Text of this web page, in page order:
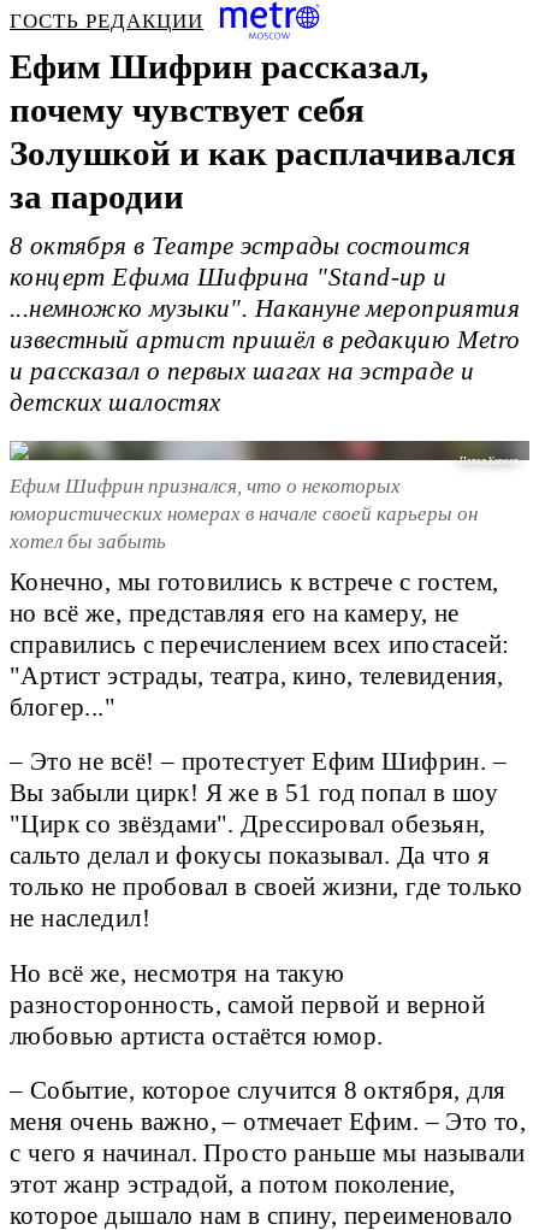
ГОСТЬ РЕДАКЦИИ
Ефим Шифрин рассказал,
почему чувствует себя
Золушкой и как расплачивался
за пародии
8 октября в Театре эстрады состоится
концерт Ефима Шифрина "Stand-up и
...немножко музыки". Накануне мероприятия
известный артист пришёл в редакцию Metro
и рассказал о первых шагах на эстраде и
детских шалостях
Павел Киреев
Ефим Шифрин признался, что о некоторых
юмористических номерах в начале своей карьеры он
хотел бы забыть
Конечно, мы готовились к встрече с гостем,
но всё же, представляя его на камеру, не
справились с перечислением всех ипостасей:
"Артист эстрады, театра, кино, телевидения,
блогер..."
– Это не всё! – протестует Ефим Шифрин. –
Вы забыли цирк! Я же в 51 год попал в шоу
"Цирк со звёздами". Дрессировал обезьян,
сальто делал и фокусы показывал. Да что я
только не пробовал в своей жизни, где только
не наследил!
Но всё же, несмотря на такую
разносторонность, самой первой и верной
любовью артиста остаётся юмор.
– Событие, которое случится 8 октября, для
меня очень важно, – отмечает Ефим. – Это то,
с чего я начинал. Просто раньше мы называли
этот жанр эстрадой, а потом поколение,
которое дышало нам в спину, переименовало